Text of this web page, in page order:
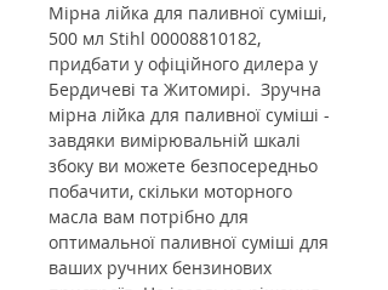
Мірна лійка для паливної суміші,
500 мл Stihl 00008810182,
придбати у офіційного дилера у
Бердичеві та Житомирі. Зручна
мірна лійка для паливної суміші -
завдяки вимірювальній шкалі
збоку ви можете безпосередньо
побачити, скільки моторного
масла вам потрібно для
оптимальної паливної суміші для
ваших ручних бензинових